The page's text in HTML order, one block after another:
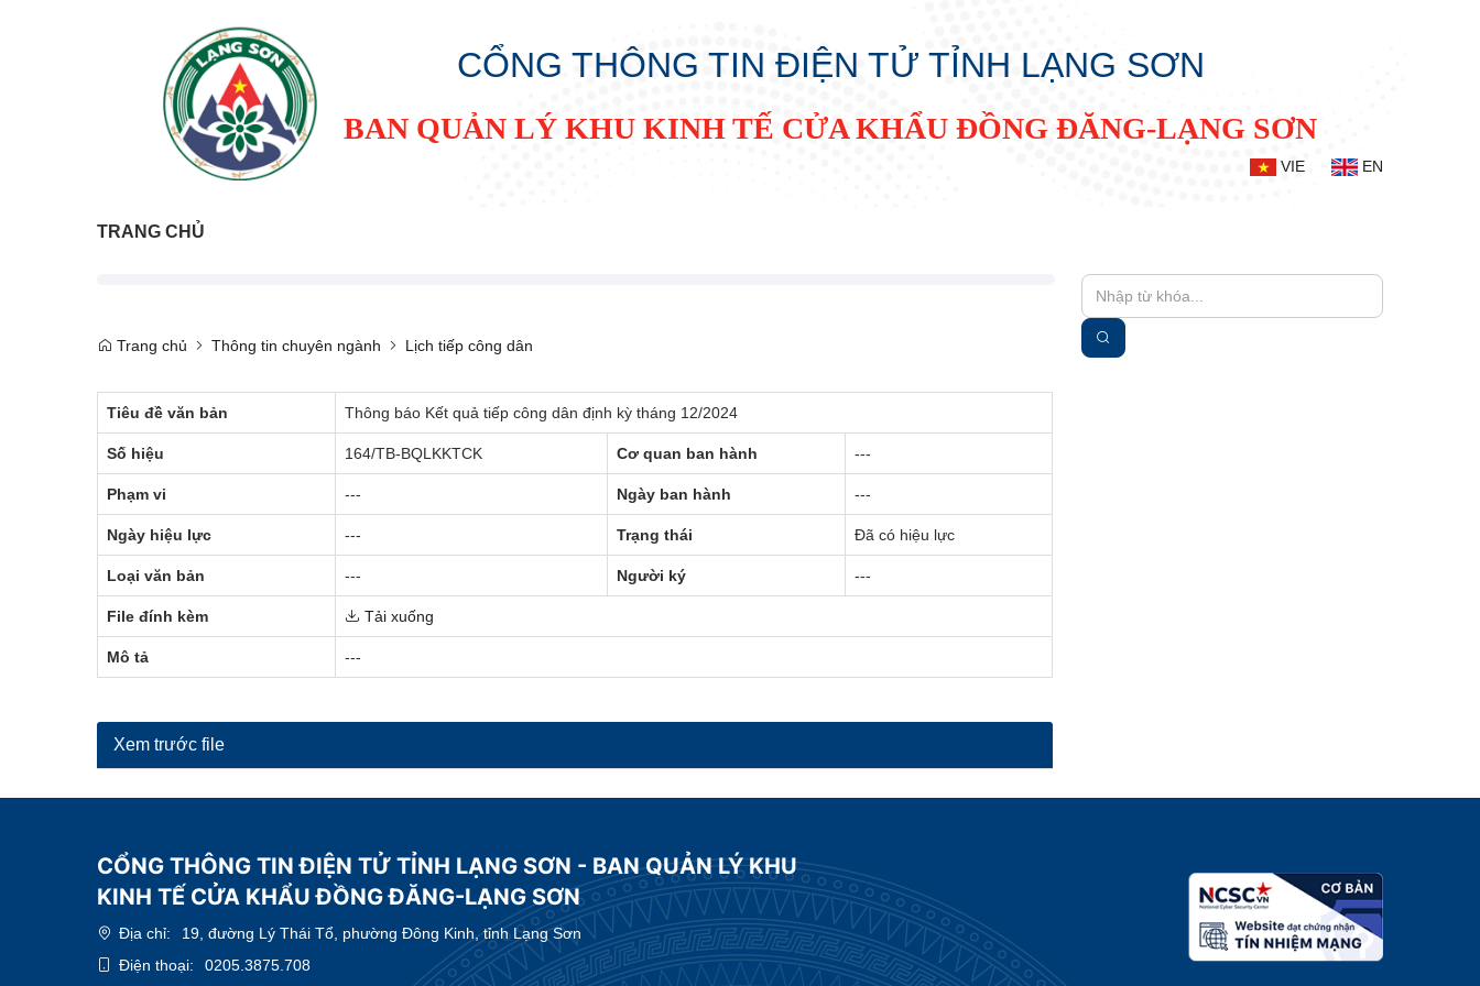
CỔNG THÔNG TIN ĐIỆN TỬ TỈNH LẠNG SƠN
BAN QUẢN LÝ KHU KINH TẾ CỬA KHẨU ĐỒNG ĐĂNG-LẠNG SƠN
VIE EN
TRANG CHỦ
Trang chủ Thông tin chuyên ngành Lịch tiếp công dân
Tiêu đề văn bản Thông báo Kết quả tiếp công dân định kỳ tháng 12/2024
Số hiệu 164/TB-BQLKKTCK Cơ quan ban hành ---
Phạm vi --- Ngày ban hành ---
Ngày hiệu lực --- Trạng thái Đã có hiệu lực
Loại văn bản --- Người ký ---
File đính kèm Tải xuống
Mô tả ---
Xem trước file
CỔNG THÔNG TIN ĐIỆN TỬ TỈNH LẠNG SƠN - BAN QUẢN LÝ KHU
KINH TẾ CỬA KHẨU ĐỒNG ĐĂNG-LẠNG SƠN
Địa chỉ:
19, đường Lý Thái Tổ, phường Đông Kinh, tỉnh Lạng Sơn
Điện thoại:
0205.3875.708